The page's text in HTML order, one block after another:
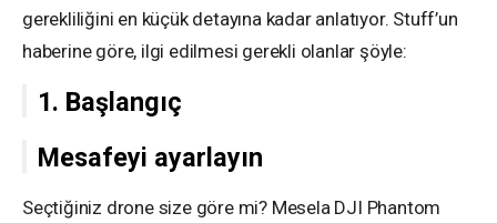
gerekliliğini en küçük detayına kadar anlatıyor. Stuff’un
haberine göre, ilgi edilmesi gerekli olanlar şöyle:
1. Başlangıç
Mesafeyi ayarlayın
Seçtiğiniz drone size göre mi? Mesela DJI Phantom